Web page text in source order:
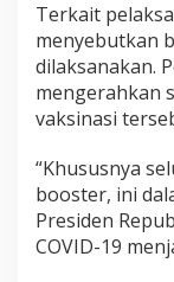
Terkait
menyebutkan
dilaksanakan.
mengerahkan
vaksinasi
“Khususnya
booster, ini
Presiden
COVID-19